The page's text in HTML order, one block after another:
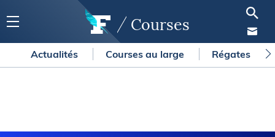
Courses
Actualités Courses au large Régates